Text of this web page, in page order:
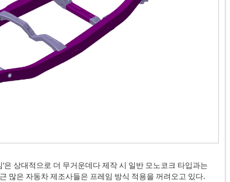
은 상대적으로 더 무거운데다 제작 시 일반 모노코크 타입과는
많은 자동차 제조사들은 프레임 방식 적용을 꺼려오고 있다.